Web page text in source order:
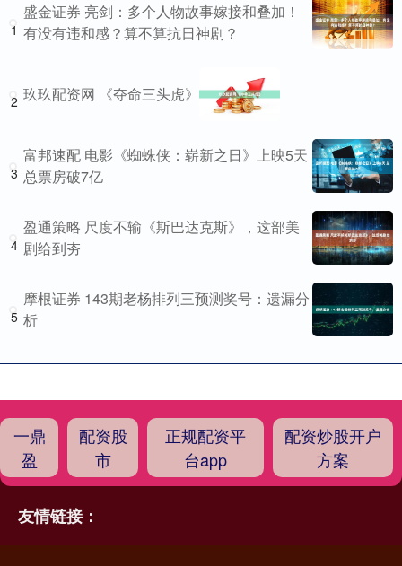
1
盛金证券 亮剑：多个人物故事嫁接和叠加！
有没有违和感？算不算抗日神剧？
2 玖玖配资网 《夺命三头虎》
3
富邦速配 电影《蜘蛛侠：崭新之日》上映5天
总票房破7亿
4
盈通策略 尺度不输《斯巴达克斯》，这部美
剧给到夯
5
摩根证券 143期老杨排列三预测奖号：遗漏分
析
一鼎
盈
配资股
市
正规配资平
台app
配资炒股开户
方案
友情链接：